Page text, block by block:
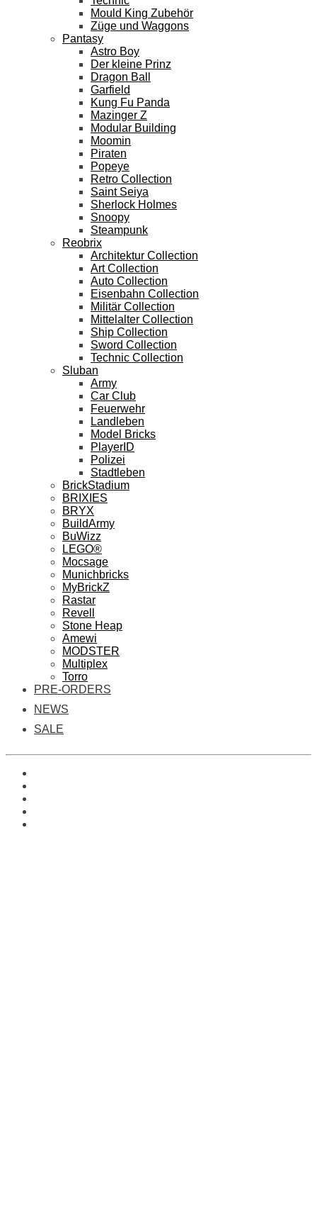
Mould King Zubehör
Züge und Waggons
Pantasy
Astro Boy
Der kleine Prinz
Dragon Ball
Garfield
Kung Fu Panda
Mazinger Z
Modular Building
Moomin
Piraten
Popeye
Retro Collection
Saint Seiya
Sherlock Holmes
Snoopy
Steampunk
Reobrix
Architektur Collection
Art Collection
Auto Collection
Eisenbahn Collection
Militär Collection
Mittelalter Collection
Ship Collection
Sword Collection
Technic Collection
Sluban
Army
Car Club
Feuerwehr
Landleben
Model Bricks
PlayerID
Polizei
Stadtleben
BrickStadium
BRIXIES
BRYX
BuildArmy
BuWizz
LEGO®
Mocsage
Munichbricks
MyBrickZ
Rastar
Revell
Stone Heap
Amewi
MODSTER
Multiplex
Torro
PRE-ORDERS
NEWS
SALE